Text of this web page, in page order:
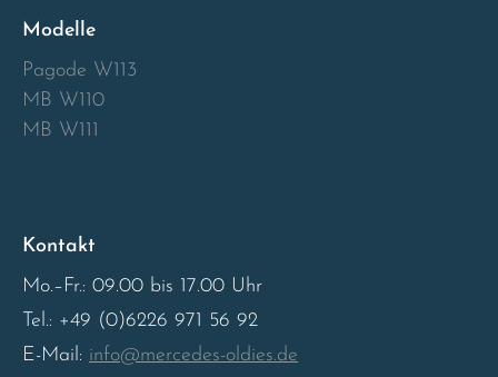
Modelle
Pagode W113
MB W110
MB W111
Kontakt
Mo.–Fr.: 09.00 bis 17.00 Uhr
Tel.: +49 (0)6226 971 56 92
E-Mail: info@mercedes-oldies.de